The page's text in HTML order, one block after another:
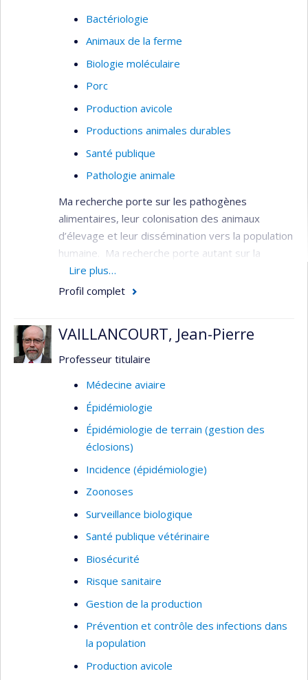
Bactériologie
Animaux de la ferme
Biologie moléculaire
Porc
Production avicole
Productions animales durables
Santé publique
Pathologie animale
Ma recherche porte sur les pathogènes
alimentaires, leur colonisation des animaux
d’élevage et leur dissémination vers la population
humaine. Ma recherche porte autant sur la
caractérisation des mécanismes propres aux
pathogènes alimentaires qui leur permettent
bactériennes qu’elles rencontrent; j'observe et
cherche à comprendre comment les autres
surtout de quelle manière la composition de ce
microbiote réagit lorsque l’on change les
conditions d’élevage des animaux comme par
exemple en modifiant la composition de leur
des acides organiques ou des probiotiques.
Lire plus…
Profil complet
VAILLANCOURT, Jean-Pierre
Professeur titulaire
Médecine aviaire
Épidémiologie
Épidémiologie de terrain (gestion des
éclosions)
Incidence (épidémiologie)
Zoonoses
Surveillance biologique
Santé publique vétérinaire
Biosécurité
Risque sanitaire
Gestion de la production
Prévention et contrôle des infections dans
la population
Production avicole